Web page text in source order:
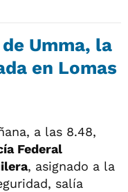
Umma, la
en Lomas
a las 8.48,
Federal
, asignado a la
salía